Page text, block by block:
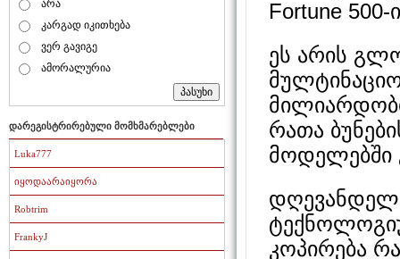
არა
კარგად იკითხება
ვერ გავიგე
ამორალურია
დარეგისტრირებული მომხმარებლები
Luka777
იყოდაარაიყორა
Robtrim
FrankyJ
Fortune
ეს არის
რათა
მოდელებში
დღევანდელ
კოპირება